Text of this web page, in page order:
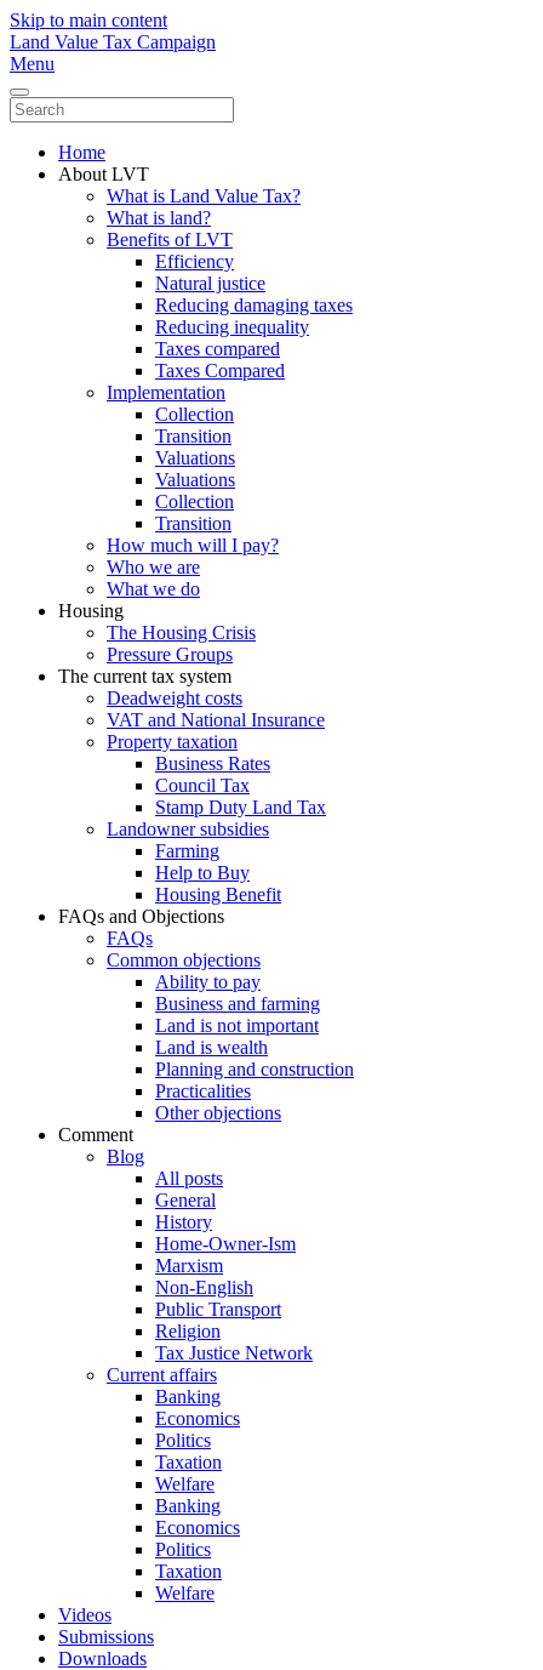
Skip to main content
Land Value Tax Campaign
Menu
Home
About LVT
What is Land Value Tax?
What is land?
Benefits of LVT
Efficiency
Natural justice
Reducing damaging taxes
Reducing inequality
Taxes compared
Taxes Compared
Implementation
Collection
Transition
Valuations
Valuations
Collection
Transition
How much will I pay?
Who we are
What we do
Housing
The Housing Crisis
Pressure Groups
The current tax system
Deadweight costs
VAT and National Insurance
Property taxation
Business Rates
Council Tax
Stamp Duty Land Tax
Landowner subsidies
Farming
Help to Buy
Housing Benefit
FAQs and Objections
FAQs
Common objections
Ability to pay
Business and farming
Land is not important
Land is wealth
Planning and construction
Practicalities
Other objections
Comment
Blog
All posts
General
History
Home-Owner-Ism
Marxism
Non-English
Public Transport
Religion
Tax Justice Network
Current affairs
Banking
Economics
Politics
Taxation
Welfare
Banking
Economics
Politics
Taxation
Welfare
Videos
Submissions
Downloads